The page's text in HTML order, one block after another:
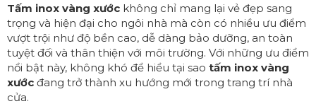
Tấm inox vàng xước không chỉ mang lại vẻ đẹp sang
trọng và hiện đại cho ngôi nhà mà còn có nhiều ưu điểm
vượt trội như độ bền cao, dễ dàng bảo dưỡng, an toàn
tuyệt đối và thân thiện với môi trường. Với những ưu điểm
nổi bật này, không khó để hiểu tại sao tấm inox vàng
xước đang trở thành xu hướng mới trong trang trí nhà
cửa.